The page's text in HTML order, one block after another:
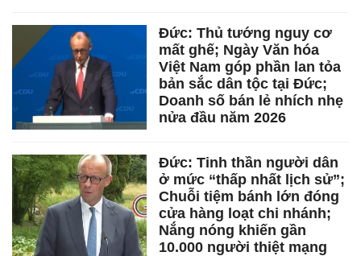
Đức: Thủ tướng nguy cơ
mất ghế; Ngày Văn hóa
Việt Nam góp phần lan tỏa
bản sắc dân tộc tại Đức;
Doanh số bán lẻ nhích nhẹ
nửa đầu năm 2026
Đức: Tinh thần người dân
ở mức “thấp nhất lịch sử”;
Chuỗi tiệm bánh lớn đóng
cửa hàng loạt chi nhánh;
Nắng nóng khiến gần
10.000 người thiệt mạng